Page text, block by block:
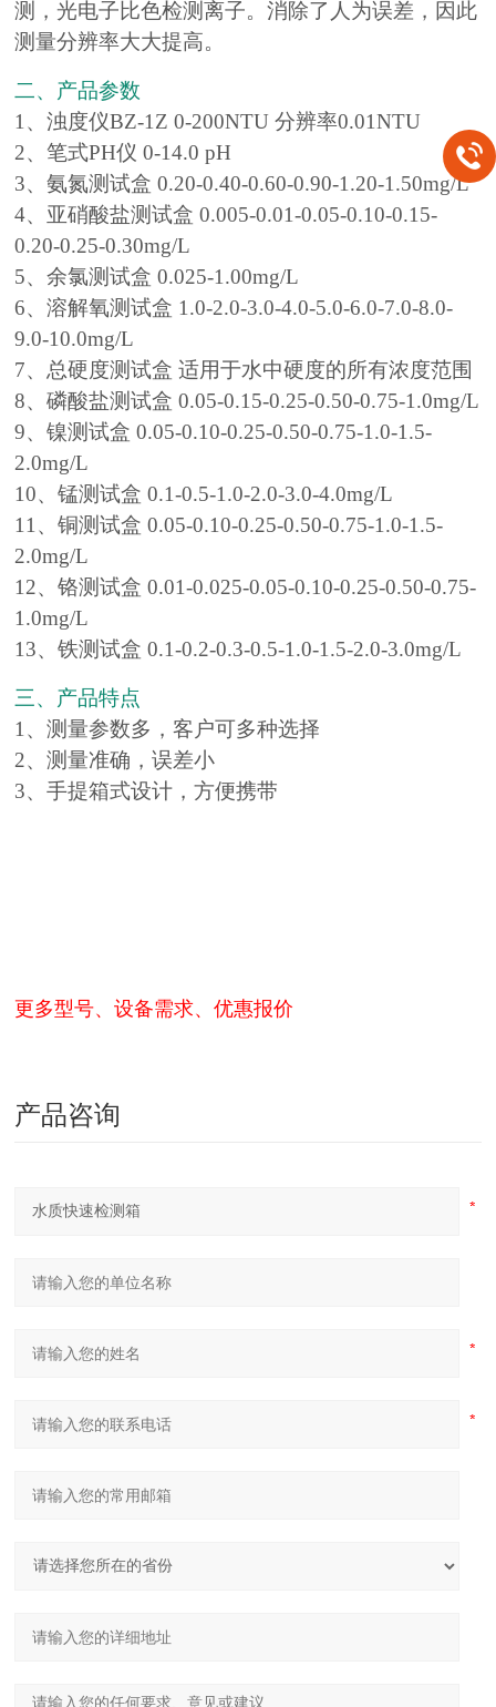
测，光电子比色检测离子。消除了人为误差，因此
测量分辨率大大提高。
二、产品参数
1、浊度仪BZ-1Z 0-200NTU 分辨率0.01NTU
2、笔式PH仪 0-14.0 pH
3、氨氮测试盒 0.20-0.40-0.60-0.90-1.20-1.50mg/L
4、亚硝酸盐测试盒 0.005-0.01-0.05-0.10-0.15-
0.20-0.25-0.30mg/L
5、余氯测试盒 0.025-1.00mg/L
6、溶解氧测试盒 1.0-2.0-3.0-4.0-5.0-6.0-7.0-8.0-
9.0-10.0mg/L
7、总硬度测试盒 适用于水中硬度的所有浓度范围
8、磷酸盐测试盒 0.05-0.15-0.25-0.50-0.75-1.0mg/L
9、镍测试盒 0.05-0.10-0.25-0.50-0.75-1.0-1.5-
2.0mg/L
10、锰测试盒 0.1-0.5-1.0-2.0-3.0-4.0mg/L
11、铜测试盒 0.05-0.10-0.25-0.50-0.75-1.0-1.5-
2.0mg/L
12、铬测试盒 0.01-0.025-0.05-0.10-0.25-0.50-0.75-
1.0mg/L
13、铁测试盒 0.1-0.2-0.3-0.5-1.0-1.5-2.0-3.0mg/L
三、产品特点
1、测量参数多，客户可多种选择
2、测量准确，误差小
3、手提箱式设计，方便携带
更多型号、设备需求、优惠报价
产品咨询